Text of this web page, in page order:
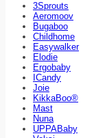
3Sprouts
Aeromoov
Bugaboo
Childhome
Easywalker
Elodie
Ergobaby
ICandy
Joie
KikkaBoo®
Mast
Nuna
UPPABaby